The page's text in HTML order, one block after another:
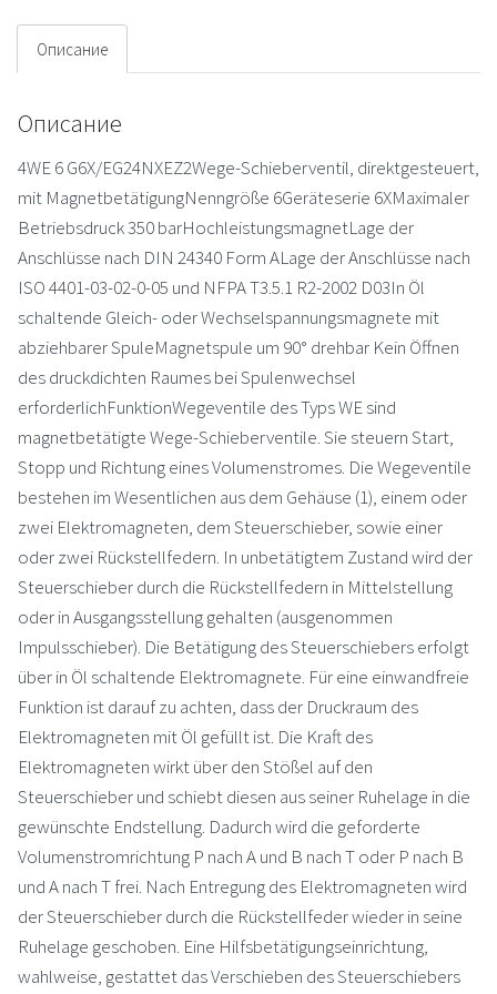
Описание
Описание
4WE 6 G6X/EG24NXEZ2Wege-Schieberventil, direktgesteuert,
mit MagnetbetätigungNenngröße 6Geräteserie 6XMaximaler
Betriebsdruck 350 barHochleistungsmagnetLage der
Anschlüsse nach DIN 24340 Form ALage der Anschlüsse nach
ISO 4401-03-02-0-05 und NFPA T3.5.1 R2-2002 D03In Öl
schaltende Gleich- oder Wechselspannungsmagnete mit
abziehbarer SpuleMagnetspule um 90° drehbar Kein Öffnen
des druckdichten Raumes bei Spulenwechsel
erforderlichFunktionWegeventile des Typs WE sind
magnetbetätigte Wege-Schieberventile. Sie steuern Start,
Stopp und Richtung eines Volumenstromes. Die Wegeventile
bestehen im Wesentlichen aus dem Gehäuse (1), einem oder
zwei Elektromagneten, dem Steuerschieber, sowie einer
oder zwei Rückstellfedern. In unbetätigtem Zustand wird der
Steuerschieber durch die Rückstellfedern in Mittelstellung
oder in Ausgangsstellung gehalten (ausgenommen
Impulsschieber). Die Betätigung des Steuerschiebers erfolgt
über in Öl schaltende Elektromagnete. Für eine einwandfreie
Funktion ist darauf zu achten, dass der Druckraum des
Elektromagneten mit Öl gefüllt ist. Die Kraft des
Elektromagneten wirkt über den Stößel auf den
Steuerschieber und schiebt diesen aus seiner Ruhelage in die
gewünschte Endstellung. Dadurch wird die geforderte
Volumenstromrichtung P nach A und B nach T oder P nach B
und A nach T frei. Nach Entregung des Elektromagneten wird
der Steuerschieber durch die Rückstellfeder wieder in seine
Ruhelage geschoben. Eine Hilfsbetätigungseinrichtung,
wahlweise, gestattet das Verschieben des Steuerschiebers